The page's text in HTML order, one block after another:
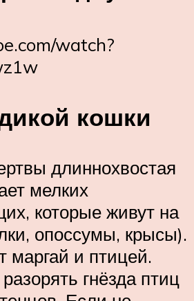
watch?
кошки
длиннохвостая
мелких
которые живут на
опоссумы, крысы).
маргай и птицей.
гнёзда птиц